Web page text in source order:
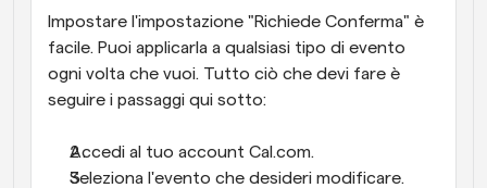
Impostare l'impostazione "Richiede Conferma" è
facile. Puoi applicarla a qualsiasi tipo di evento
ogni volta che vuoi. Tutto ciò che devi fare è
seguire i passaggi qui sotto:
Accedi al tuo account Cal.com.
Seleziona l'evento che desideri modificare.